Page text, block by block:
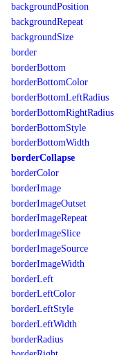
backgroundPosition
backgroundRepeat
backgroundSize
border
borderBottom
borderBottomColor
borderBottomLeftRadius
borderBottomRightRadius
borderBottomStyle
borderBottomWidth
borderCollapse
borderColor
borderImage
borderImageOutset
borderImageRepeat
borderImageSlice
borderImageSource
borderImageWidth
borderLeft
borderLeftColor
borderLeftStyle
borderLeftWidth
borderRadius